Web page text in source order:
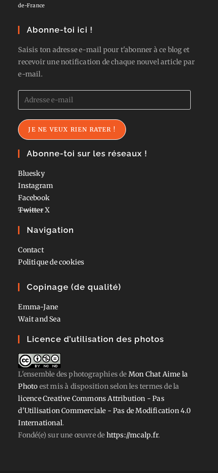
de-France
Abonne-toi ici !
Saisis ton adresse e-mail pour t'abonner à ce blog et
recevoir une notification de chaque nouvel article par
e-mail.
Adresse
e-
mail
JE NE VEUX RIEN RATER !
Abonne-toi sur les réseaux !
Bluesky
Instagram
Facebook
TwitterX
Navigation
Contact
Politique de cookies
Copinage (de qualité)
Emma-Jane
Wait and Sea
Licence d’utilisation des photos
L'ensemble des photographiesde Mon Chat Aime la
Photo est mis à disposition selon les termes de la
licence Creative Commons Attribution - Pas
d'Utilisation Commerciale - Pas de Modification 4.0
International.
Fondé(e) sur une œuvre de https://mcalp.fr.